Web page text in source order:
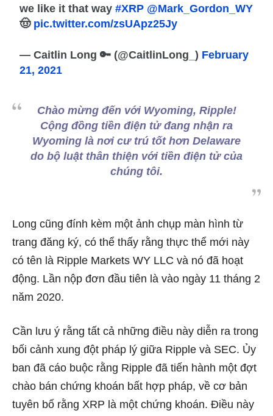
we like it that way#XRP @Mark_Gordon_WY
🤠 pic.twitter.com/zsUApz25Jy
— Caitlin Long 🔑 (@CaitlinLong_) February
21, 2021
Chào mừng đến với Wyoming, Ripple!
Cộng đồng tiền điện tử đang nhận ra
Wyoming là nơi cư trú tốt hơn Delaware
do bộ luật thân thiện với tiền điện tử của
chúng tôi.
Long cũng đính kèm một ảnh chụp màn hình từ
trang đăng ký, có thể thấy rằng thực thể mới này
có tên là Ripple Markets WY LLC và nó đã hoạt
động. Lần nộp đơn đầu tiên là vào ngày 11 tháng 2
năm 2020.
Cần lưu ý rằng tất cả những điều này diễn ra trong
bối cảnh xung đột pháp lý giữa Ripple và SEC. Ủy
ban đã cáo buộc rằng Ripple đã tiến hành một đợt
chào bán chứng khoán bất hợp pháp, về cơ bản
tuyên bố rằng XRP là một chứng khoán. Điều này